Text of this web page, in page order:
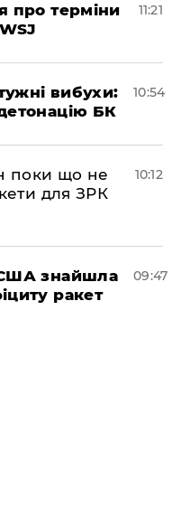
про терміни
11:21
вибухи:
БК
10:54
поки що не
для ЗРК
10:12
знайшла
ракет
09:47